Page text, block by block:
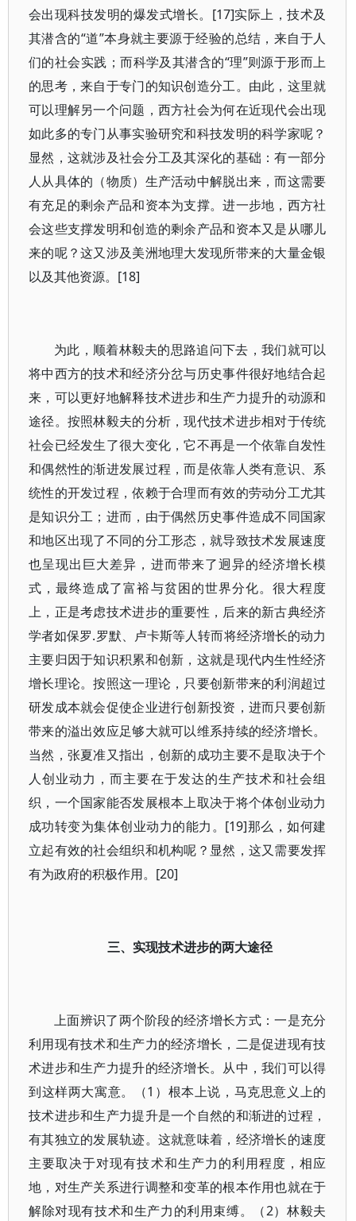
会出现科技发明的爆发式增长。[17]实际上，技术及
其潜含的“道”本身就主要源于经验的总结，来自于人
们的社会实践；而科学及其潜含的“理”则源于形而上
的思考，来自于专门的知识创造分工。由此，这里就
可以理解另一个问题，西方社会为何在近现代会出现
如此多的专门从事实验研究和科技发明的科学家呢？
显然，这就涉及社会分工及其深化的基础：有一部分
人从具体的（物质）生产活动中解脱出来，而这需要
有充足的剩余产品和资本为支撑。进一步地，西方社
会这些支撑发明和创造的剩余产品和资本又是从哪儿
来的呢？这又涉及美洲地理大发现所带来的大量金银
以及其他资源。[18]
为此，顺着林毅夫的思路追问下去，我们就可以
将中西方的技术和经济分岔与历史事件很好地结合起
来，可以更好地解释技术进步和生产力提升的动源和
途径。按照林毅夫的分析，现代技术进步相对于传统
社会已经发生了很大变化，它不再是一个依靠自发性
和偶然性的渐进发展过程，而是依靠人类有意识、系
统性的开发过程，依赖于合理而有效的劳动分工尤其
是知识分工；进而，由于偶然历史事件造成不同国家
和地区出现了不同的分工形态，就导致技术发展速度
也呈现出巨大差异，进而带来了迥异的经济增长模
式，最终造成了富裕与贫困的世界分化。很大程度
上，正是考虑技术进步的重要性，后来的新古典经济
学者如保罗.罗默、卢卡斯等人转而将经济增长的动力
主要归因于知识积累和创新，这就是现代内生性经济
增长理论。按照这一理论，只要创新带来的利润超过
研发成本就会促使企业进行创新投资，进而只要创新
带来的溢出效应足够大就可以维系持续的经济增长。
当然，张夏准又指出，创新的成功主要不是取决于个
人创业动力，而主要在于发达的生产技术和社会组
织，一个国家能否发展根本上取决于将个体创业动力
成功转变为集体创业动力的能力。[19]那么，如何建
立起有效的社会组织和机构呢？显然，这又需要发挥
有为政府的积极作用。[20]
三、实现技术进步的两大途径
上面辨识了两个阶段的经济增长方式：一是充分
利用现有技术和生产力的经济增长，二是促进现有技
术进步和生产力提升的经济增长。从中，我们可以得
到这样两大寓意。（1）根本上说，马克思意义上的
技术进步和生产力提升是一个自然的和渐进的过程，
有其独立的发展轨迹。这就意味着，经济增长的速度
主要取决于对现有技术和生产力的利用程度，相应
地，对生产关系进行调整和变革的根本作用也就在于
解除对现有技术和生产力的利用束缚。（2）林毅夫